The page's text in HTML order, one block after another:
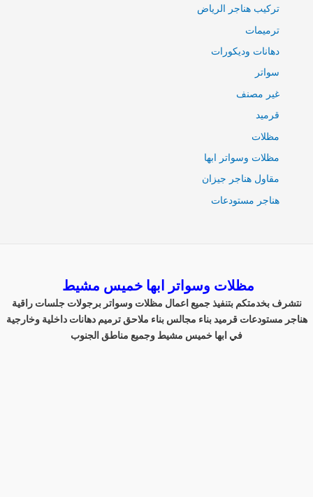
تركيب هناجر الرياض
ترميمات
دهانات وديكورات
سواتر
غير مصنف
قرميد
مظلات
مظلات وسواتر ابها
مقاول هناجر جيزان
هناجر مستودعات
مظلات وسواتر ابها خميس مشيط
نتشرف بخدمتكم بتنفيذ جميع اعمال مظلات وسواتر برجولات جلسات راقية
هناجر مستودعات قرميد بناء مجالس بناء ملاحق ترميم دهانات داخلية وخارجية
في ابها خميس مشيط وجميع مناطق الجنوب